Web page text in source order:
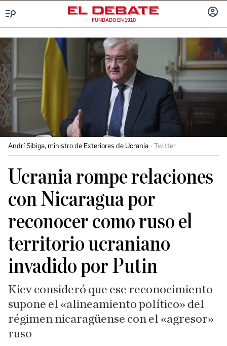
FUNDADO EN 1910
Andrí Sibiga, ministro de Exteriores de Ucrania Twitter
Ucrania rompe relaciones
con Nicaragua por
reconocer como ruso el
territorio ucraniano
invadido por Putin
Kiev consideró que ese reconocimiento
supone el «alineamiento político» del
régimen nicaragüense con el «agresor»
ruso